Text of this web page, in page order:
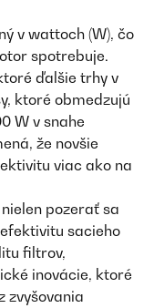
v wattoch (W), čo
spotrebuje.
ďalšie trhy v
ktoré obmedzujú
W v snahe
že novšie
viac ako na
pozerať sa
sacieho
filtrov,
inovácie, ktoré
zvyšovania